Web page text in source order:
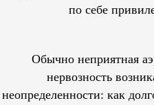
по себе
Обычно неприятная
нервозность
неопределенности: как